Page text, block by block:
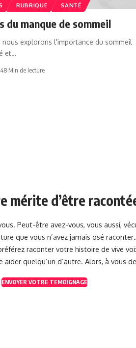
RUBRIQUE SANTÉ
du manque de sommeil
nous explorons l'importance du sommeil
et…
8 Min de lecture
mérite d’être
Peut-être avez-vous, vous aussi,
que vous n’avez jamais osé
raconter votre histoire de vive
quelqu’un d’autre. Alors, à vous
ENVOYER VOTRE TEMOIGNAGE